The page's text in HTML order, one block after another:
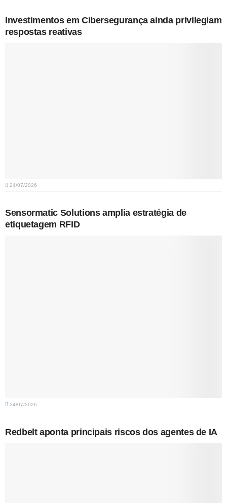
Investimentos em Cibersegurança ainda privilegiam
respostas reativas
24/07/2026
Sensormatic Solutions amplia estratégia de
etiquetagem RFID
24/07/2026
Redbelt aponta principais riscos dos agentes de IA